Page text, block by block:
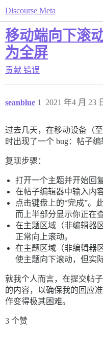
Discourse Meta
移动端向下滚
为全屏
贡献 错误
seanblue 2021 年4 月 23
1
过去几天，在移动设备（
时出现了一个 bug：帖子
复现步骤：
打开一个主题并开始回复
在帖子编辑器中输入内容
点击键盘上的“完成”。
而上半部分显示你正在
在主题区域（非编辑器
正常向上滚动。
在主题区域（非编辑器
使主题向下滚动，但实
就我个人而言，在提交帖
的内容，以确保我的回应
作变得极其困难。
3 个赞